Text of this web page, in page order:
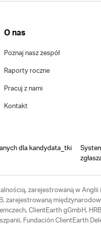
O nas
Poznaj nasz zespół
Raporty roczne
Pracuj z nami
Kontakt
dla kandydata_tki
zarejestrowaną w
zarejestrowaną
ClientEarth gGmbH,
Fundación ClientEarth